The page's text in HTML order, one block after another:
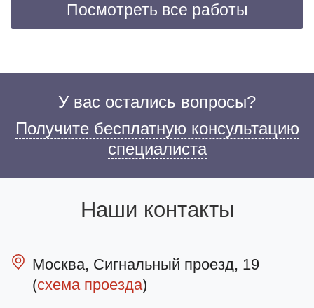
Посмотреть все работы
У вас остались вопросы?
Получите бесплатную консультацию
специалиста
Наши контакты
Москва, Сигнальный проезд, 19
(схема проезда)